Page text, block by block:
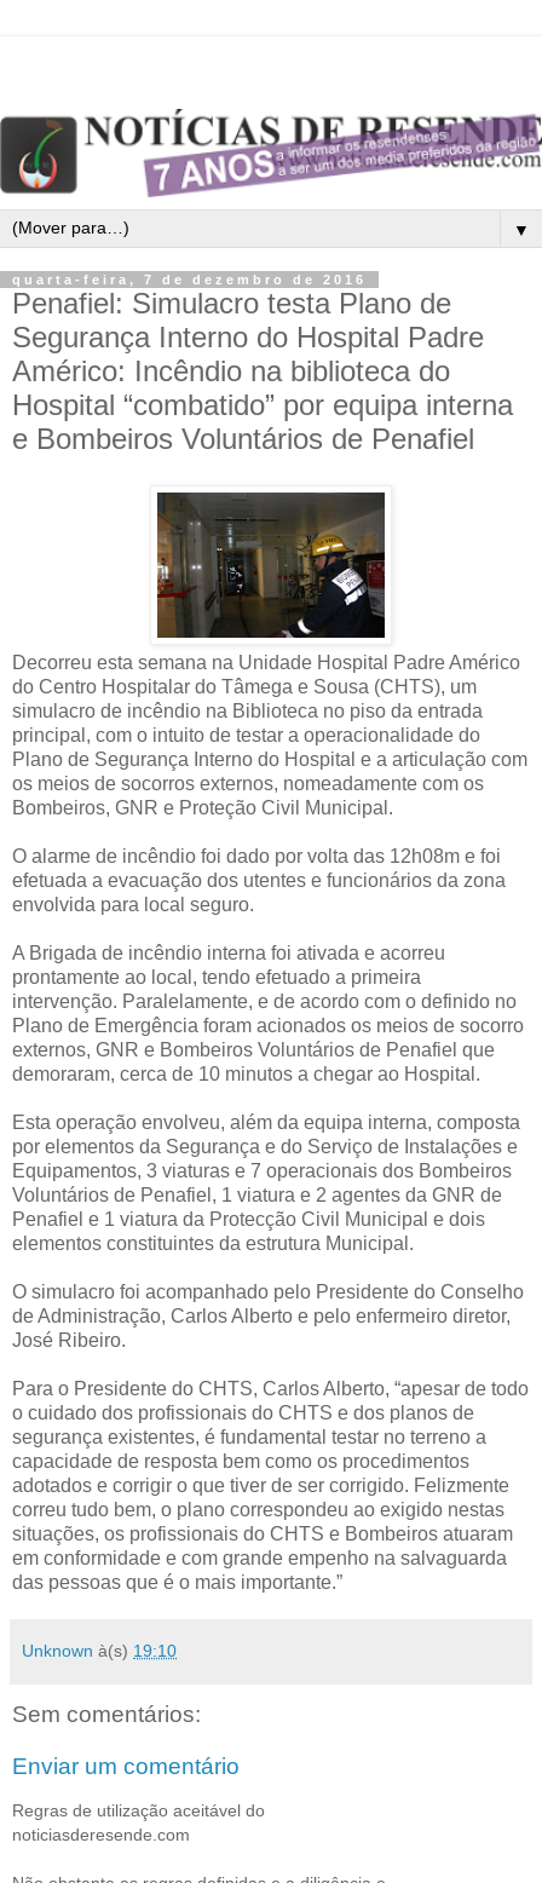
▼
quarta-feira, 7 de dezembro de 2016
Penafiel: Simulacro testa Plano de
Segurança Interno do Hospital Padre
Américo: Incêndio na biblioteca do
Hospital “combatido” por equipa interna
e Bombeiros Voluntários de Penafiel
Decorreu esta semana na Unidade Hospital Padre Américo
do Centro Hospitalar do Tâmega e Sousa (CHTS), um
simulacro de incêndio na Biblioteca no piso da entrada
principal, com o intuito de testar a operacionalidade do
Plano de Segurança Interno do Hospital e a articulação com
os meios de socorros externos, nomeadamente com os
Bombeiros, GNR e Proteção Civil Municipal.
O alarme de incêndio foi dado por volta das 12h08m e foi
efetuada a evacuação dos utentes e funcionários da zona
envolvida para local seguro.
A Brigada de incêndio interna foi ativada e acorreu
prontamente ao local, tendo efetuado a primeira
intervenção. Paralelamente, e de acordo com o definido no
Plano de Emergência foram acionados os meios de socorro
externos, GNR e Bombeiros Voluntários de Penafiel que
demoraram, cerca de 10 minutos a chegar ao Hospital.
Esta operação envolveu, além da equipa interna, composta
por elementos da Segurança e do Serviço de Instalações e
Equipamentos, 3 viaturas e 7 operacionais dos Bombeiros
Voluntários de Penafiel, 1 viatura e 2 agentes da GNR de
Penafiel e 1 viatura da Protecção Civil Municipal e dois
elementos constituintes da estrutura Municipal.
O simulacro foi acompanhado pelo Presidente do Conselho
de Administração, Carlos Alberto e pelo enfermeiro diretor,
José Ribeiro.
Para o Presidente do CHTS, Carlos Alberto, “apesar de todo
o cuidado dos profissionais do CHTS e dos planos de
segurança existentes, é fundamental testar no terreno a
capacidade de resposta bem como os procedimentos
adotados e corrigir o que tiver de ser corrigido. Felizmente
correu tudo bem, o plano correspondeu ao exigido nestas
situações, os profissionais do CHTS e Bombeiros atuaram
em conformidade e com grande empenho na salvaguarda
das pessoas que é o mais importante.”
Unknown à(s) 19:10
Sem comentários:
Enviar um comentário
Regras de utilização aceitável do
noticiasderesende.com